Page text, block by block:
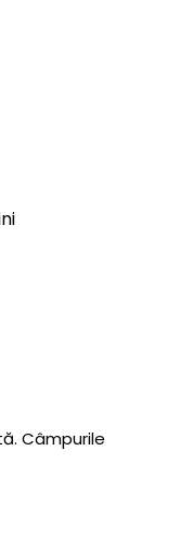
Câmpurile